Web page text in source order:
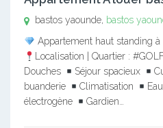
bastos yaounde, bastos
Appartement haut standing
Localisation | Quartier :
Douches
Séjour spacieux
buanderie
Climatisation
électrogène
Gardien…